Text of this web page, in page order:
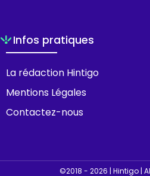
Infos pratiques
La rédaction Hintigo
Mentions Légales
Contactez-nous
©2018 - 2026 | Hintigo |